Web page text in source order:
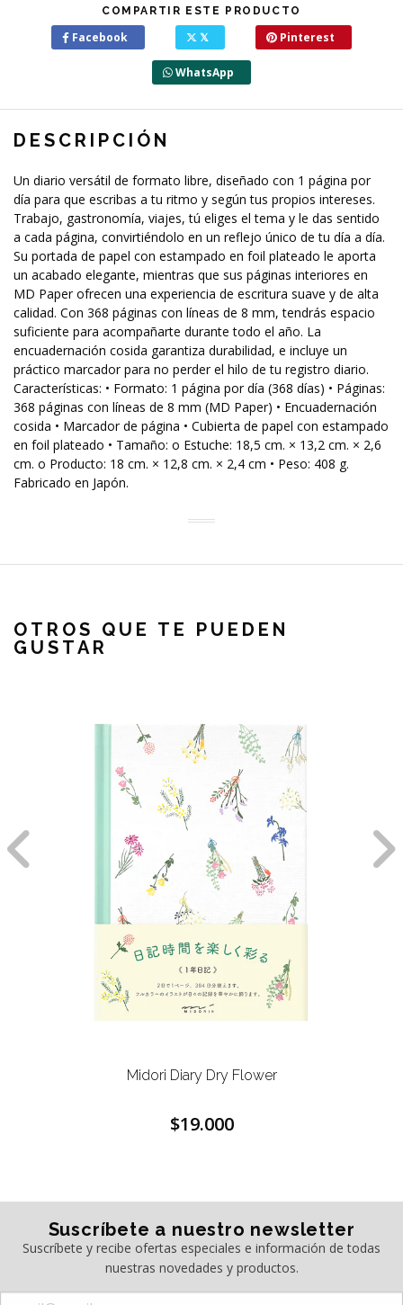
COMPARTIR ESTE PRODUCTO
Facebook 𝕏 Pinterest
WhatsApp
DESCRIPCIÓN
Un diario versátil de formato libre, diseñado con 1 página por
día para que escribas a tu ritmo y según tus propios intereses.
Trabajo, gastronomía, viajes, tú eliges el tema y le das sentido
a cada página, convirtiéndolo en un reflejo único de tu día a día.
Su portada de papel con estampado en foil plateado le aporta
un acabado elegante, mientras que sus páginas interiores en
MD Paper ofrecen una experiencia de escritura suave y de alta
calidad. Con 368 páginas con líneas de 8 mm, tendrás espacio
suficiente para acompañarte durante todo el año. La
encuadernación cosida garantiza durabilidad, e incluye un
práctico marcador para no perder el hilo de tu registro diario.
Características: • Formato: 1 página por día (368 días) • Páginas:
368 páginas con líneas de 8 mm (MD Paper) • Encuadernación
cosida • Marcador de página • Cubierta de papel con estampado
en foil plateado • Tamaño: o Estuche: 18,5 cm. × 13,2 cm. × 2,6
cm. o Producto: 18 cm. × 12,8 cm. × 2,4 cm • Peso: 408 g.
Fabricado en Japón.
OTROS QUE TE PUEDEN
GUSTAR
Midori Diary Dry Flower
$19.000
Suscríbete a nuestro newsletter
Suscríbete y recibe ofertas especiales e información de todas
nuestras novedades y productos.